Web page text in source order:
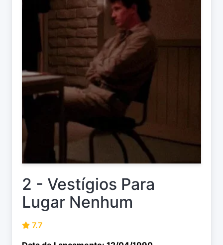
2 - Vestígios Para
Lugar Nenhum
7.7